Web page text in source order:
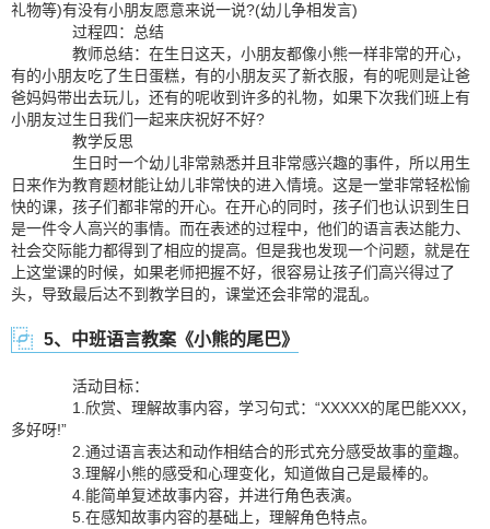
礼物等)有没有小朋友愿意来说一说?(幼儿争相发言)
过程四：总结
教师总结：在生日这天，小朋友都像小熊一样非常的开心，
有的小朋友吃了生日蛋糕，有的小朋友买了新衣服，有的呢则是让爸
爸妈妈带出去玩儿，还有的呢收到许多的礼物，如果下次我们班上有
小朋友过生日我们一起来庆祝好不好?
教学反思
生日时一个幼儿非常熟悉并且非常感兴趣的事件，所以用生
日来作为教育题材能让幼儿非常快的进入情境。这是一堂非常轻松愉
快的课，孩子们都非常的开心。在开心的同时，孩子们也认识到生日
是一件令人高兴的事情。而在表述的过程中，他们的语言表达能力、
社会交际能力都得到了相应的提高。但是我也发现一个问题，就是在
上这堂课的时候，如果老师把握不好，很容易让孩子们高兴得过了
头，导致最后达不到教学目的，课堂还会非常的混乱。
5、中班语言教案《小熊的尾巴》
活动目标：
1.欣赏、理解故事内容，学习句式：“XXXXX的尾巴能XXX，
多好呀!”
2.通过语言表达和动作相结合的形式充分感受故事的童趣。
3.理解小熊的感受和心理变化，知道做自己是最棒的。
4.能简单复述故事内容，并进行角色表演。
5.在感知故事内容的基础上，理解角色特点。